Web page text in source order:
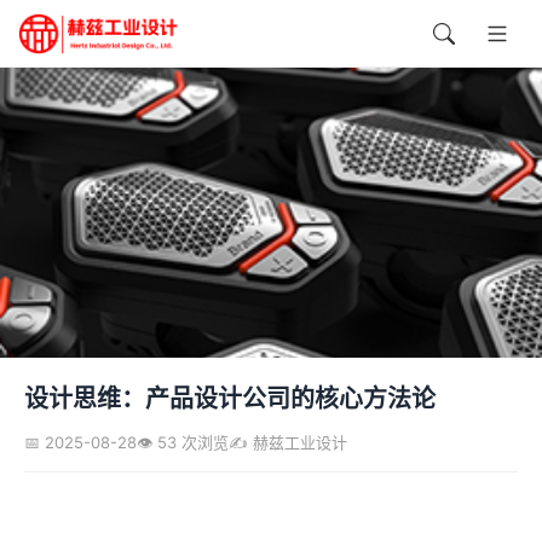
设计思维：产品设计公司的核心方法论
📅 2025-08-28👁️ 53 次浏览✍️ 赫兹工业设计